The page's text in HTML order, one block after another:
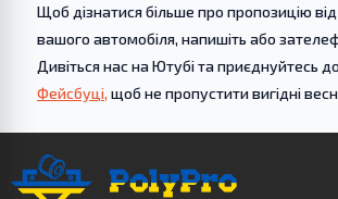
Щоб дізнатися більше про пропозицію
вашого автомобіля, напишіть або
Дивіться нас на Ютубі та приєднуйтесь
Фейсбуці, щоб не пропустити вигідні